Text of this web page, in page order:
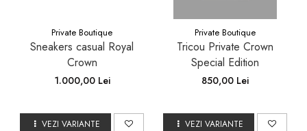
Private Boutique
Sneakers casual Royal
Crown
1.000,00 Lei
VEZI VARIANTE
Private Boutique
Tricou Private Crown
Special Edition
850,00 Lei
VEZI VARIANTE